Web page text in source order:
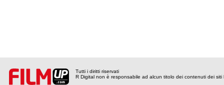
Tutti i diritti riservati
R Digital non è responsabile ad alcun titolo dei contenuti dei siti